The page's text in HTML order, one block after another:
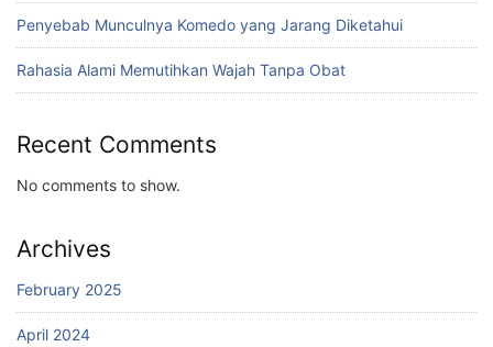
Penyebab Munculnya Komedo yang Jarang Diketahui
Rahasia Alami Memutihkan Wajah Tanpa Obat
Recent Comments
No comments to show.
Archives
February 2025
April 2024